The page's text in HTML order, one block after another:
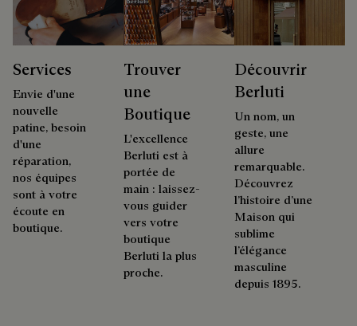
Services
Envie d'une
nouvelle
patine, besoin
d'une
réparation,
nos équipes
sont à votre
écoute en
boutique.
Trouver
une
Boutique
L'excellence
Berluti est à
portée de
main : laissez-
vous guider
vers votre
boutique
Berluti la plus
proche.
Découvrir
Berluti
Un nom, un
geste, une
allure
remarquable.
Découvrez
l’histoire d’une
Maison qui
sublime
l’élégance
masculine
depuis 1895.